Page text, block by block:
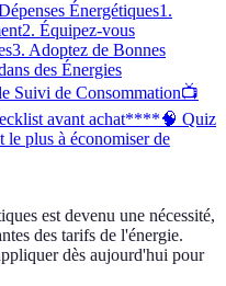
Énergétiques1.
2. Équipez-vous
3. Adoptez de Bonnes
des Énergies
Suivi de Consommation📺
avant achat****🧠 Quiz
plus à économiser de
est devenu une nécessité,
des tarifs de l'énergie.
dès aujourd'hui pour